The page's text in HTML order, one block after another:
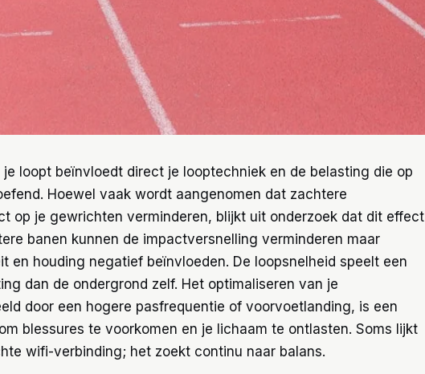
loopt beïnvloedt direct je looptechniek en de belasting die op
Hoewel vaak wordt aangenomen dat zachtere
op je gewrichten verminderen, blijkt uit onderzoek dat dit effect
banen kunnen de impactversnelling verminderen maar
en houding negatief beïnvloeden. De loopsnelheid speelt een
dan de ondergrond zelf. Het optimaliseren van je
door een hogere pasfrequentie of voorvoetlanding, is een
blessures te voorkomen en je lichaam te ontlasten. Soms lijkt
wifi-verbinding; het zoekt continu naar balans.